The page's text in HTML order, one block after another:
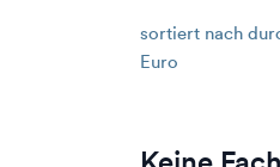
sortiert nach
Euro